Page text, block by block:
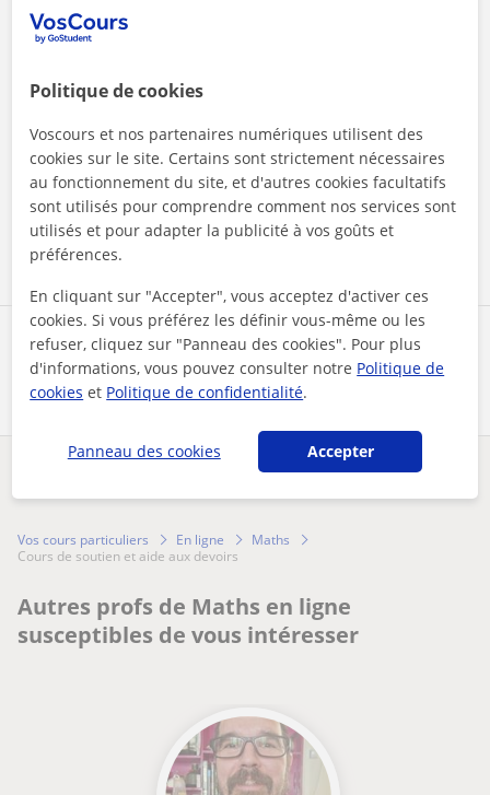
Partagez ce professeur
En cliquant sur l'un des deux boutons, vous acceptez nos
mentions légaleset deconfidentialité
Contacter maintenant
Vos cours particuliers En ligne
Maths
cours de soutien et aide aux devoirs
Autres profs de Maths en ligne
susceptibles de vous intéresser
Politique de cookies
Voscours et nos partenaires numériques utilisent des
cookies sur le site. Certains sont strictement nécessaires
au fonctionnement du site, et d'autres cookies facultatifs
sont utilisés pour comprendre comment nos services sont
utilisés et pour adapter la publicité à vos goûts et
préférences.
En cliquant sur "Accepter", vous acceptez d'activer ces
cookies. Si vous préférez les définir vous-même ou les
refuser, cliquez sur "Panneau des cookies". Pour plus
d'informations, vous pouvez consulter notre Politique de
cookies et Politique de confidentialité.
Panneau des cookies Accepter